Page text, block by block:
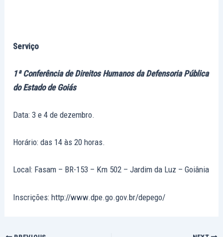
Serviço
1ª Conferência de Direitos Humanos da Defensoria Pública
do Estado de Goiás
Data: 3 e 4 de dezembro.
Horário: das 14 às 20 horas.
Local: Fasam – BR-153 – Km 502 – Jardim da Luz – Goiânia
Inscrições: http://www.dpe.go.gov.br/depego/